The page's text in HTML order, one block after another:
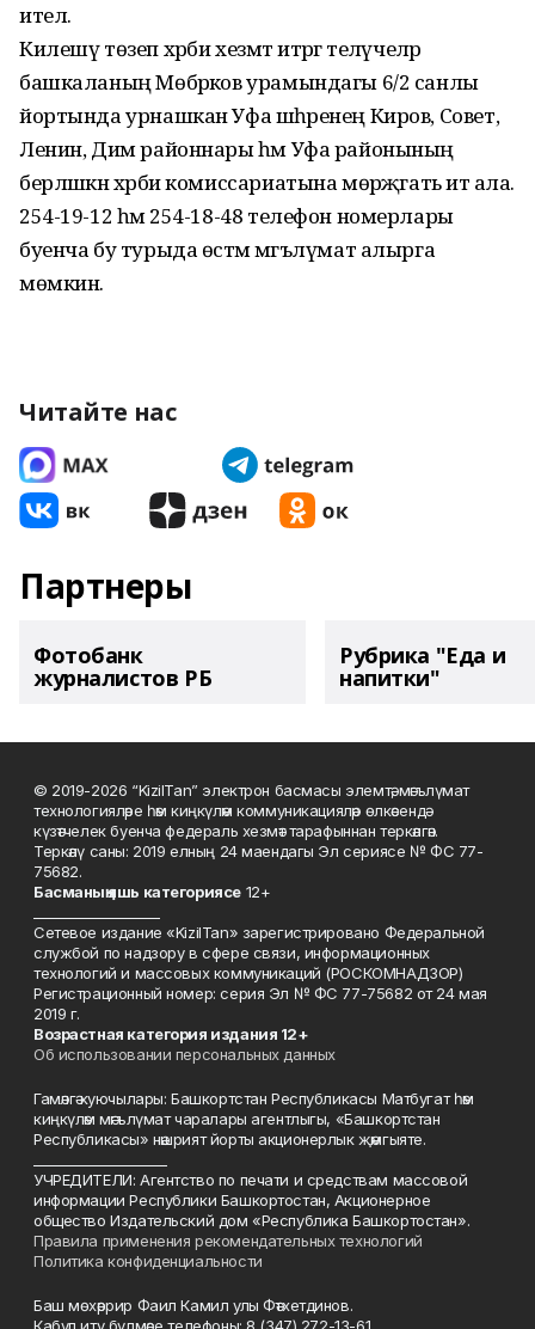
ителә.
Килешү төзеп хәрби хезмәт итәргә теләүчеләр
башкаланың Мөбәрәков урамындагы 6/2 санлы
йортында урнашкан Уфа шәһәренең Киров, Совет,
Ленин, Дим районнары һәм Уфа районының
берләшкән хәрби комиссариатына мөрәҗәгать итә ала.
254-19-12 һәм 254-18-48 телефон номерлары
буенча бу турыда өстәмә мәгълүмат алырга
мөмкин.
Читайте нас
Партнеры
Фотобанк
журналистов РБ
Рубрика "Еда и
напитки"
© 2019-2026 “KizilTan” электрон басмасы элемтә, мәгълүмат
технологияләре һәм киңкүләм коммуникацияләр өлкәсендә
күзәтчелек буенча федераль хезмәт тарафыннан теркәлгән.
Теркәлү саны: 2019 елның 24 маендагы Эл сериясе № ФС 77-
75682.
Басманың яшь категориясе12+
Сетевое издание «KizilTan» зарегистрировано Федеральной
службой по надзору в сфере связи, информационных
технологий и массовых коммуникаций (РОСКОМНАДЗОР)
Регистрационный номер: серия Эл № ФС 77-75682 от 24 мая
2019 г.
Возрастная категория издания 12+
Об использовании персональных данных
Гамәлгә куючылары: Башкортстан Республикасы Матбугат һәм
киңкүләм мәгълүмат чаралары агентлыгы, «Башкортстан
Республикасы» нәшрият йорты акционерлык җәмгыяте.
УЧРЕДИТЕЛИ: Агентство по печати и средствам массовой
информации Республики Башкортостан, Акционерное
общество Издательский дом «Республика Башкортостан».
Правила применения рекомендательных технологий
Политика конфиденциальности
Баш мөхәррир Фаил Камил улы Фәтхетдинов.